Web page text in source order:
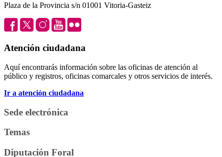
Plaza de la Provincia s/n 01001 Vitoria-Gasteiz
Atención ciudadana
Aquí encontrarás información sobre las oficinas de atención al
público y registros, oficinas comarcales y otros servicios de interés.
Ir a atención ciudadana
Sede electrónica
Temas
Diputación Foral